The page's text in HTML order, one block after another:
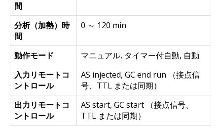
間
分析（加熱）時
間
0 ～ 120 min
動作モード
マニュアル, タイマー付自動, 自動
入力リモートコ
ントロール
AS injected, GC end run （接点信
号、TTL または同期）
出力リモートコ
ントロール
AS start, GC start （接点信号、
TTL または同期）